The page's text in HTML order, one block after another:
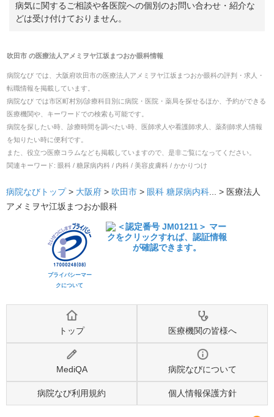
病気に関するご相談や各医院への個別のお問い合わせ・紹介な
どは受け付けておりません。
吹田市の医療法人アメミヲヤ江坂まつおか眼科情報
病院なび では、 大阪府吹田市の医療法人アメミヲヤ江坂まつおか眼科の評判・求人・
転職情報を掲載しています。
病院なび では市区町村別/診療科目別に病院・医院・薬局を探せるほか、予約ができる
医療機関や、キーワードでの検索も可能です。
病院を探したい時、診療時間を調べたい時、医師求人や看護師求人、薬剤師求人情報
を知りたい時に便利です。
また、役立つ医療コラムなども掲載していますので、是非ご覧になってください。
関連キーワード: 眼科 / 糖尿病内科 / 内科 / 美容皮膚科 / かかりつけ
病院なびトップ > 大阪府 > 吹田市 > 眼科 糖尿病内科 ... > 医療法人
アメミヲヤ江坂まつおか眼科
プライバシーマー
クについて
トップ 医療機関の皆様へ
MediQA 病院なびについて
病院なび利用規約 個人情報保護方針